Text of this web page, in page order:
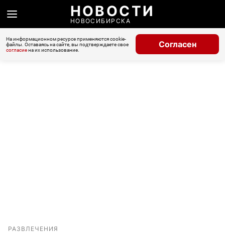
НОВОСТИ
НОВОСИБИРСКА
На информационном ресурсе применяются cookie-
файлы. Оставаясь на сайте, вы подтверждаете свое
согласиена их использование.
Согласен
РАЗВЛЕЧЕНИЯ